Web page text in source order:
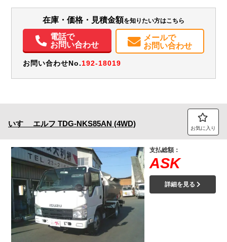
エアコン パワステ パワーウィンドウ ABS エアバッグ ETC
在庫・価格・見積金額を知りたい方はこちら
電話で
お問い合わせ
メールで
お問い合わせ
お問い合わせNo.192-18019
いすゞ エルフ TDG-NKS85AN (4WD) お気に入り
支払総額：
ASK
詳細を見る